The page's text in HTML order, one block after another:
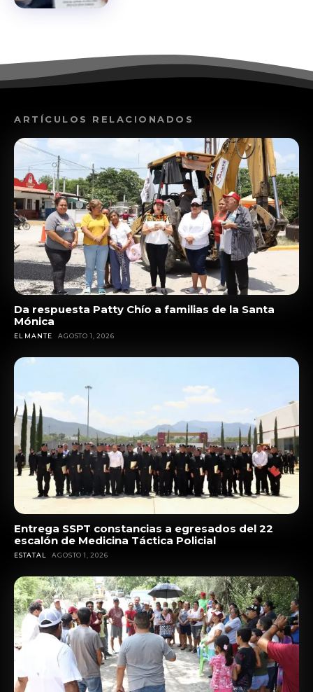
ARTÍCULOS RELACIONADOS
Da respuesta Patty Chío a familias de la Santa
Mónica
EL MANTE AGOSTO 1, 2026
Entrega SSPT constancias a egresados del 22
escalón de Medicina Táctica Policial
ESTATAL AGOSTO 1, 2026